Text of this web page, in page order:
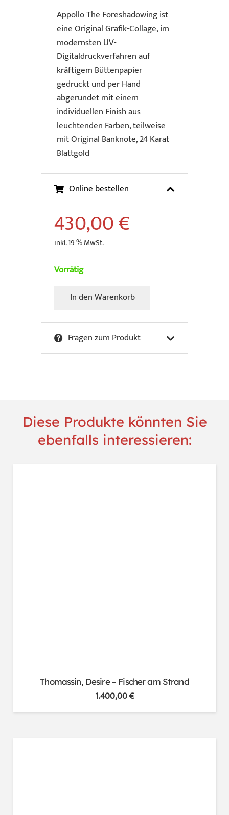
Appollo The Foreshadowing ist
eine Original Grafik-Collage, im
modernsten UV-
Digitaldruckverfahren auf
kräftigem Büttenpapier
gedruckt und per Hand
abgerundet mit einem
individuellen Finish aus
leuchtenden Farben, teilweise
mit Original Banknote, 24 Karat
Blattgold
Online bestellen
430,00€
inkl. 19 % MwSt.
Vorrätig
Appollo
The
Foreshadowing
In den Warenkorb
Fragen zum Produkt
Diese Produkte könnten Sie
ebenfalls interessieren:
Thomassin, Desire – Fischer am Strand
1.400,00€